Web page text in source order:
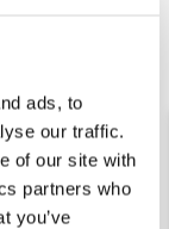
ads, to
our traffic.
of our site with
partners who
you’ve
TOE